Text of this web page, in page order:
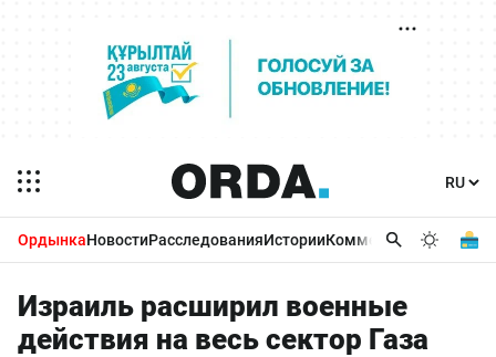
ОрдынкаНовостиРасследованияИсторииКомментарииБизнес
Израиль расширил военные
действия на весь сектор Газа